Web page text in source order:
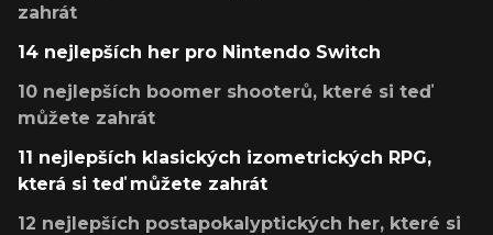
zahrát
14 nejlepších her pro Nintendo Switch
10 nejlepších boomer shooterů, které si teď
můžete zahrát
11 nejlepších klasických izometrických RPG,
která si teď můžete zahrát
12 nejlepších postapokalyptických her, které si